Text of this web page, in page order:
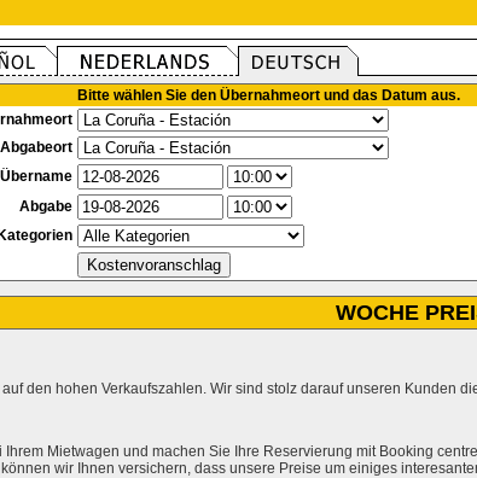
Bitte wählen Sie den Übernahmeort und das Datum aus.
Abgabeort
Übername
Abgabe
Kategorien
WOCHE
den hohen Verkaufszahlen. Wir sind stolz darauf unseren Kunden
Mietwagen und machen Sie Ihre Reservierung mit Booking
wir Ihnen versichern, dass unsere Preise um einiges